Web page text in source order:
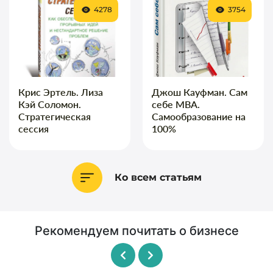
Крис Эртель. Лиза
Кэй Соломон.
Стратегическая
сессия
4278
Джош Кауфман. Сам
себе MBA.
Самообразование на
100%
3754
Ко всем статьям
Рекомендуем почитать о бизнесе